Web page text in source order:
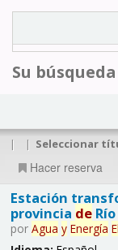
Su
| | Seleccionar
Hacer reserva
Estación
provincia de
por Agua y Energía